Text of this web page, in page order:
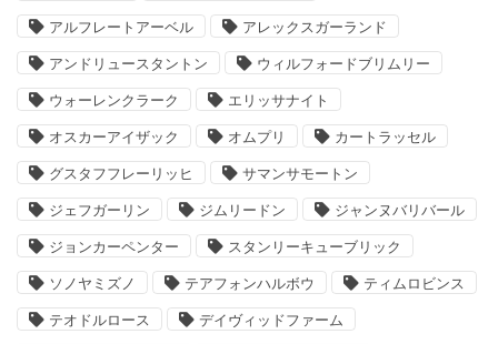
アルフレートアーベル アレックスガーランド
アンドリュースタントン ウィルフォードブリムリー
ウォーレンクラーク エリッサナイト
オスカーアイザック オムプリ カートラッセル
グスタフフレーリッヒ サマンサモートン
ジェフガーリン ジムリードン ジャンヌバリバール
ジョンカーペンター スタンリーキューブリック
ソノヤミズノ テアフォンハルボウ ティムロビンス
テオドルロース デイヴィッドファーム